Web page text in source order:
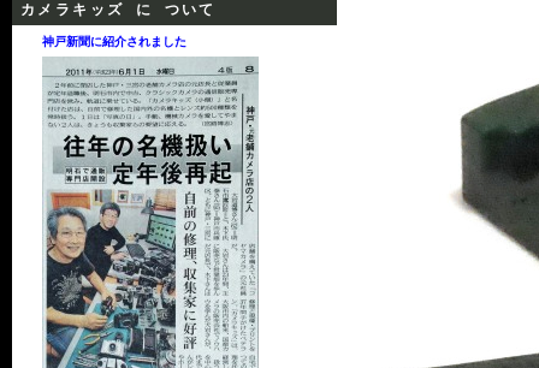
カメラキッズ に ついて
神戸新聞に紹介されました